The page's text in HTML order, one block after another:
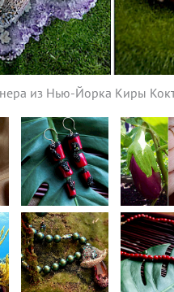
из Нью-Йорка Киры